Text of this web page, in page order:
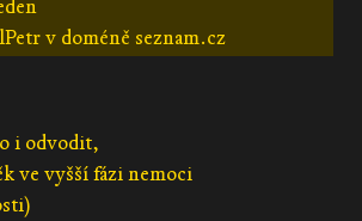
v doméně seznam.cz
i odvodit,
ve vyšší fázi nemoci